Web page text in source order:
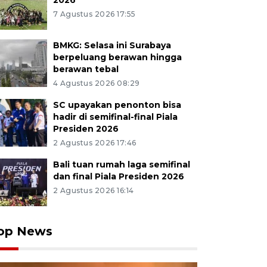
7 Agustus 2026 17:55
BMKG: Selasa ini Surabaya
berpeluang berawan hingga
berawan tebal
4 Agustus 2026 08:29
SC upayakan penonton bisa
hadir di semifinal-final Piala
Presiden 2026
2 Agustus 2026 17:46
Bali tuan rumah laga semifinal
dan final Piala Presiden 2026
2 Agustus 2026 16:14
News